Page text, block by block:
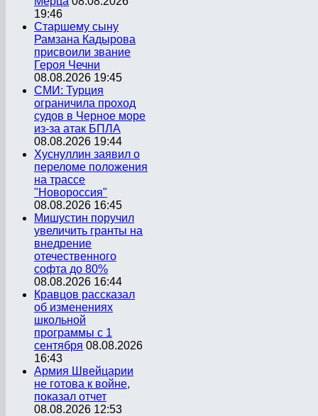
19:46
Старшему сыну
Рамзана Кадырова
присвоили звание
Героя Чечни
08.08.2026 19:45
СМИ: Турция
ограничила проход
судов в Черное море
из-за атак БПЛА
08.08.2026 19:44
Хуснуллин заявил о
переломе положения
на трассе
"Новороссия"
08.08.2026 16:45
Мишустин поручил
увеличить гранты на
внедрение
отечественного
софта до 80%
08.08.2026 16:44
Кравцов рассказал
об изменениях
школьной
программы с 1
сентября 08.08.2026
16:43
Армия Швейцарии
не готова к войне,
показал отчет
08.08.2026 12:53